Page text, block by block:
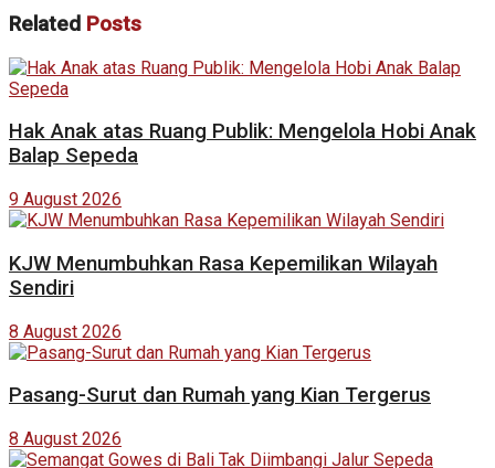
Related Posts
Hak Anak atas Ruang Publik: Mengelola Hobi Anak
Balap Sepeda
9 August 2026
KJW Menumbuhkan Rasa Kepemilikan Wilayah
Sendiri
8 August 2026
Pasang-Surut dan Rumah yang Kian Tergerus
8 August 2026